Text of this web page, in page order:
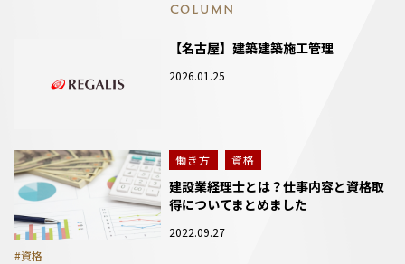
COLUMN
【名古屋】建築建築施工管理
2026.01.25
働き方 資格
建設業経理士とは？仕事内容と資格取
得についてまとめました
2022.09.27
#資格